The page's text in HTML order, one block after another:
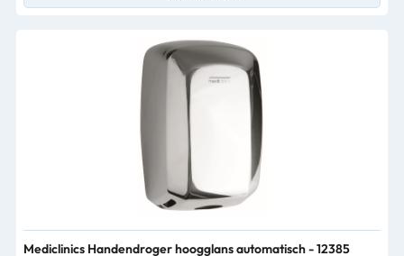
Mediclinics Handendroger hoogglans automatisch - 12385